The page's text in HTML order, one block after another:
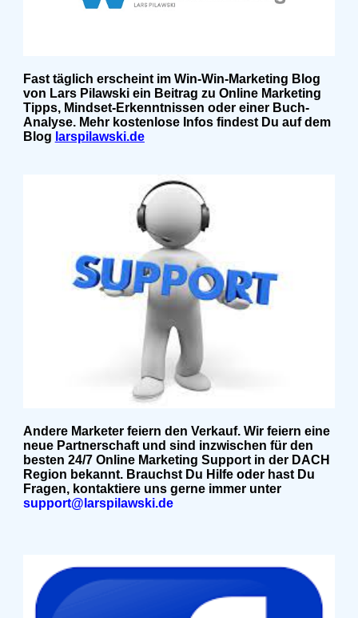
Fast täglich erscheint im Win-Win-Marketing Blog
von Lars Pilawski ein Beitrag zu Online Marketing
Tipps, Mindset-Erkenntnissen oder einer Buch-
Analyse. Mehr kostenlose Infos findest Du auf dem
Blog larspilawski.de
Andere Marketer feiern den Verkauf. Wir feiern eine
neue Partnerschaft und sind inzwischen für den
besten 24/7 Online Marketing Support in der DACH
Region bekannt. Brauchst Du Hilfe oder hast Du
Fragen, kontaktiere uns gerne immer unter
support@larspilawski.de